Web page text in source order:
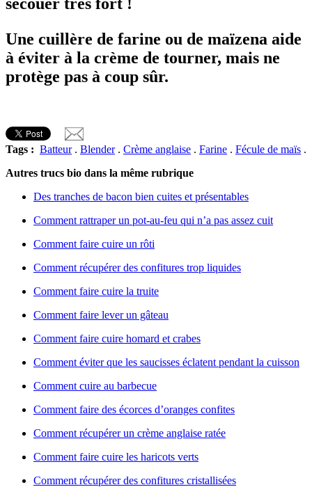
Une cuillère de farine ou de maïzena aide
à éviter à la crème de tourner, mais ne
protège pas à coup sûr.
Tags : Batteur. Blender. Crème anglaise . Farine . Fécule de maïs .
Autres trucs bio dans la même rubrique
Des tranches de bacon bien cuites et présentables
Comment rattraper un pot-au-feu qui n’a pas assez cuit
Comment faire cuire un rôti
Comment récupérer des confitures trop liquides
Comment faire cuire la truite
Comment faire lever un gâteau
Comment faire cuire homard et crabes
Comment éviter que les saucisses éclatent pendant la cuisson
Comment cuire au barbecue
Comment faire des écorces d’oranges confites
Comment récupérer un crème anglaise ratée
Comment faire cuire les haricots verts
Comment récupérer des confitures cristallisées